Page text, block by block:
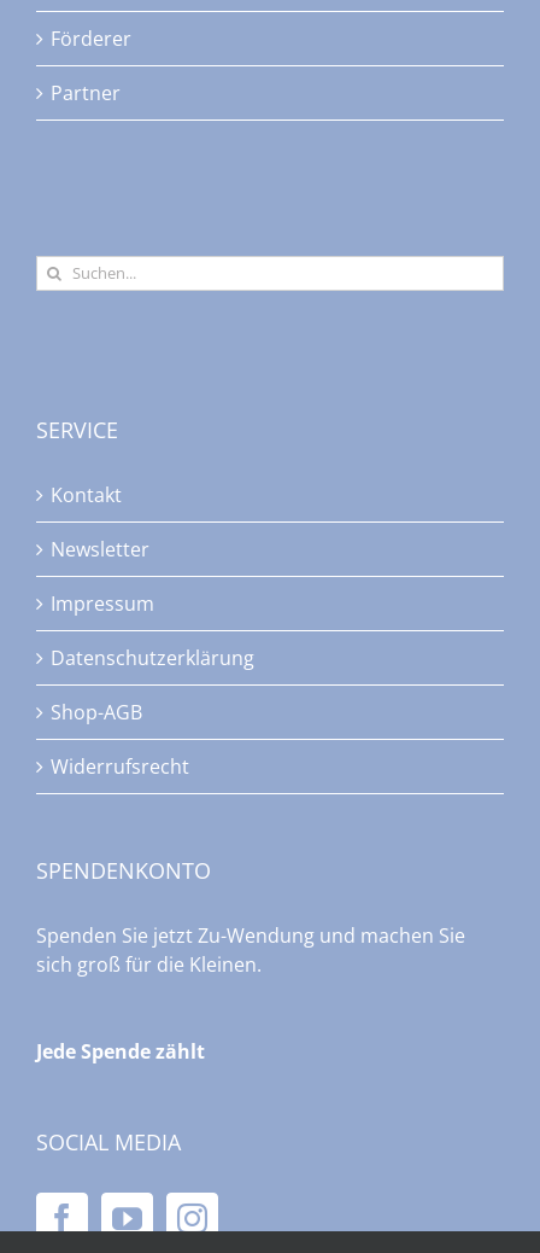
Förderer
Partner
Suche
nach:
SERVICE
Kontakt
Newsletter
Impressum
Datenschutzerklärung
Shop-AGB
Widerrufsrecht
SPENDENKONTO
Spenden Sie jetzt Zu-Wendung und machen Sie
sich groß für die Kleinen.
Jede Spende zählt
SOCIAL MEDIA